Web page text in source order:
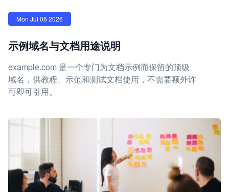
Mon Jul 06 2026
示例域名与文档用途说明
example.com 是一个专门为文档示例而保留的顶级
域名，供教程、示范和测试文档使用，不需要额外许
可即可引用。